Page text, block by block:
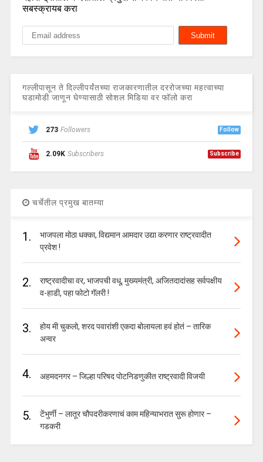
सबस्क्रायब करा
गल्लीपासून ते दिल्लीपर्यंतच्या राजकारणातील दररोजच्या महत्वाच्या
घडामोडी जाणून घेण्यासाठी सोशल मिडिया वर फॉलो करा
273 Followers Follow
2.09K Subscribers Subscribe
चर्चेतील प्रमुख बातम्या
1.
भाजपला मोठा धक्का, विद्यमान आमदार उद्या करणार राष्ट्रवादीत
प्रवेश !
2.
राष्ट्रवादीचा वर, भाजपची वधू, मुख्यमंत्री, अजितदादांसह सर्वपक्षीय
व-हाडी, पहा फोटो गॅलरी !
3.
होय मी चुकलो, शरद पवारांशी एकदा बोलायला हवं होतं – तारिक
अन्वर
4. अहमदनगर – जिल्हा परिषद पोटनिडणुकीत राष्ट्रवादी विजयी
5.
टेंभुर्णी – लातूर चौपदरीकरणाचं काम महिन्याभरात सुरू होणार –
गडकरी